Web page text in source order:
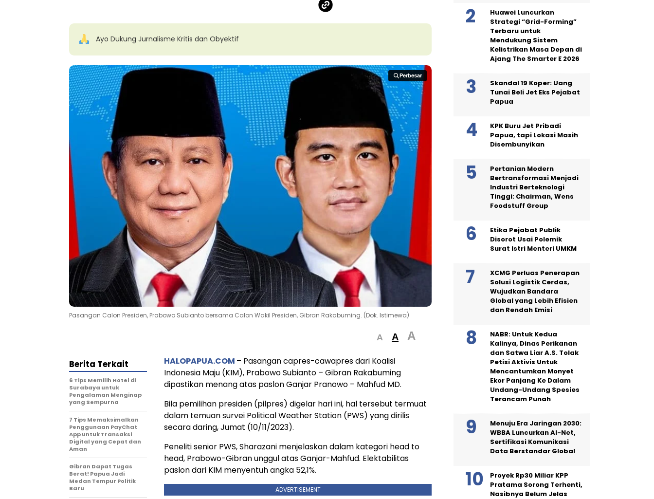
Ayo Dukung Jurnalisme Kritis dan Obyektif
Perbesar
Perbesar
Pasangan Calon Presiden, Prabowo Subianto bersama Calon Wakil Presiden, Gibran Rakabuming. (Dok. Istimewa)
A A A
HALOPAPUA.COM – Pasangan capres-cawapres dari Koalisi
Indonesia Maju (KIM), Prabowo Subianto – Gibran Rakabuming
dipastikan menang atas paslon Ganjar Pranowo – Mahfud MD.
Bila pemilihan presiden (pilpres) digelar hari ini, hal tersebut termuat
dalam temuan survei Political Weather Station (PWS) yang dirilis
secara daring, Jumat (10/11/2023).
Peneliti senior PWS, Sharazani menjelaskan dalam kategori head to
head, Prabowo-Gibran unggul atas Ganjar-Mahfud. Elektabilitas
paslon dari KIM menyentuh angka 52,1%.
ADVERTISEMENT
Berita Terkait
6 Tips Memilih Hotel di
Surabaya untuk
Pengalaman Menginap
yang Sempurna
7 Tips Memaksimalkan
Penggunaan PayChat
App untuk Transaksi
Digital yang Cepat dan
Aman
Gibran Dapat Tugas
Berat! Papua Jadi
Medan Tempur Politik
Baru
Huawei Luncurkan
Strategi “Grid-Forming”
Terbaru untuk
Mendukung Sistem
Kelistrikan Masa Depan di
Ajang The Smarter E 2026
Skandal 19 Koper: Uang
Tunai Beli Jet Eks Pejabat
Papua
KPK Buru Jet Pribadi
Papua, tapi Lokasi Masih
Disembunyikan
Pertanian Modern
Bertransformasi Menjadi
Industri Berteknologi
Tinggi: Chairman, Wens
Foodstuff Group
Etika Pejabat Publik
Disorot Usai Polemik
Surat Istri Menteri UMKM
XCMG Perluas Penerapan
Solusi Logistik Cerdas,
Wujudkan Bandara
Global yang Lebih Efisien
dan Rendah Emisi
NABR: Untuk Kedua
Kalinya, Dinas Perikanan
dan Satwa Liar A.S. Tolak
Petisi Aktivis Untuk
Mencantumkan Monyet
Ekor Panjang Ke Dalam
Undang-Undang Spesies
Terancam Punah
Menuju Era Jaringan 2030:
WBBA Luncurkan AI-Net,
Sertifikasi Komunikasi
Data Berstandar Global
Proyek Rp30 Miliar KPP
Pratama Sorong Terhenti,
Nasibnya Belum Jelas